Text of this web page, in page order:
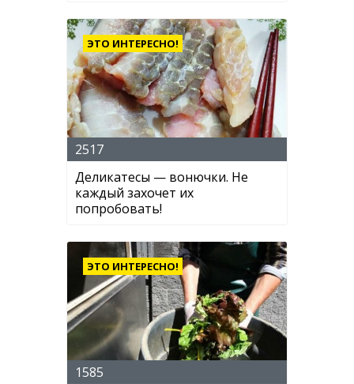
ЭТО ИНТЕРЕСНО!
2517
Деликатесы — вонючки. Не
каждый захочет их
попробовать!
ЭТО ИНТЕРЕСНО!
1585